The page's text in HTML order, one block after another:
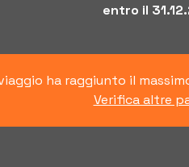
entro il
ha raggiunto il
Verifica altre